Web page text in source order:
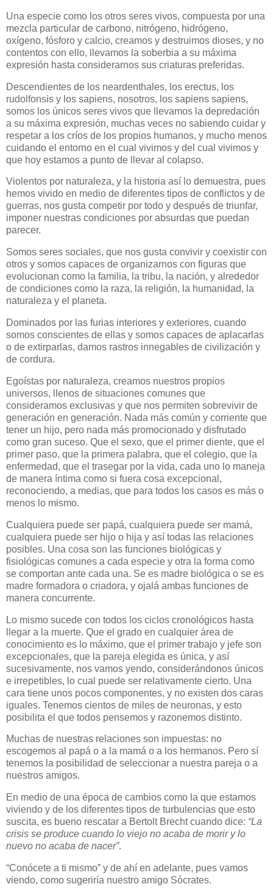
Una especie como los otros seres vivos, compuesta por una
mezcla particular de carbono, nitrógeno, hidrógeno,
oxígeno, fósforo y calcio, creamos y destruimos dioses, y no
contentos con ello, llevamos la soberbia a su máxima
expresión hasta considerarnos sus criaturas preferidas.
Descendientes de los neardenthales, los erectus, los
rudolfonsis y los sapiens, nosotros, los sapiens sapiens,
somos los únicos seres vivos que llevamos la depredación
a su máxima expresión, muchas veces no sabiendo cuidar y
respetar a los críos de los propios humanos, y mucho menos
cuidando el entorno en el cual vivimos y del cual vivimos y
que hoy estamos a punto de llevar al colapso.
Violentos por naturaleza, y la historia así lo demuestra, pues
hemos vivido en medio de diferentes tipos de conflictos y de
guerras, nos gusta competir por todo y después de triunfar,
imponer nuestras condiciones por absurdas que puedan
parecer.
Somos seres sociales, que nos gusta convivir y coexistir con
otros y somos capaces de organizarnos con figuras que
evolucionan como la familia, la tribu, la nación, y alrededor
de condiciones como la raza, la religión, la humanidad, la
naturaleza y el planeta.
Dominados por las furias interiores y exteriores, cuando
somos conscientes de ellas y somos capaces de aplacarlas
o de extirparlas, damos rastros innegables de civilización y
de cordura.
Egoístas por naturaleza, creamos nuestros propios
universos, llenos de situaciones comunes que
consideramos exclusivas y que nos permiten sobrevivir de
generación en generación. Nada más común y corriente que
tener un hijo, pero nada más promocionado y disfrutado
como gran suceso. Que el sexo, que el primer diente, que el
primer paso, que la primera palabra, que el colegio, que la
enfermedad, que el trasegar por la vida, cada uno lo maneja
de manera íntima como si fuera cosa excepcional,
reconociendo, a medias, que para todos los casos es más o
menos lo mismo.
Cualquiera puede ser papá, cualquiera puede ser mamá,
cualquiera puede ser hijo o hija y así todas las relaciones
posibles. Una cosa son las funciones biológicas y
fisiológicas comunes a cada especie y otra la forma como
se comportan ante cada una. Se es madre biológica o se es
madre formadora o criadora, y ojalá ambas funciones de
manera concurrente.
Lo mismo sucede con todos los ciclos cronológicos hasta
llegar a la muerte. Que el grado en cualquier área de
conocimiento es lo máximo, que el primer trabajo y jefe son
excepcionales, que la pareja elegida es única, y así
sucesivamente, nos vamos yendo, considerándonos únicos
e irrepetibles, lo cual puede ser relativamente cierto. Una
cara tiene unos pocos componentes, y no existen dos caras
iguales. Tenemos cientos de miles de neuronas, y esto
posibilita el que todos pensemos y razonemos distinto.
Muchas de nuestras relaciones son impuestas: no
escogemos al papá o a la mamá o a los hermanos. Pero sí
tenemos la posibilidad de seleccionar a nuestra pareja o a
nuestros amigos.
En medio de una época de cambios como la que estamos
viviendo y de los diferentes tipos de turbulencias que esto
suscita, es bueno rescatar a Bertolt Brecht cuando dice: “La
crisis se produce cuando lo viejo no acaba de morir y lo
nuevo no acaba de nacer”.
“Conócete a ti mismo” y de ahí en adelante, pues vamos
viendo, como sugeriría nuestro amigo Sócrates.